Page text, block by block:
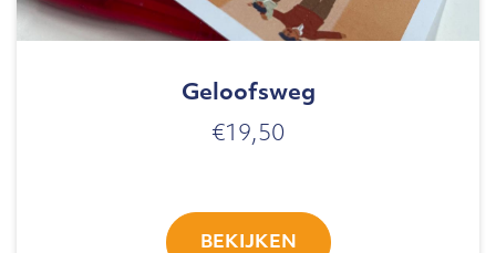
Geloofsweg
€19,50
BEKIJKEN